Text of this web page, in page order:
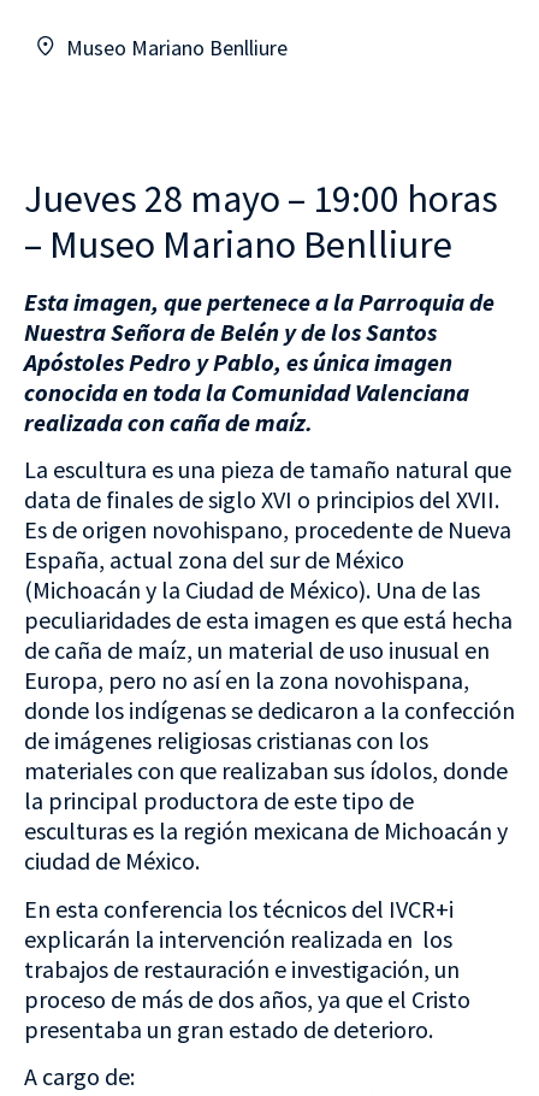
Museo Mariano Benlliure
Jueves 28 mayo – 19:00 horas
– Museo Mariano Benlliure
Esta imagen, que pertenece a la Parroquia de
Nuestra Señora de Belén y de los Santos
Apóstoles Pedro y Pablo, es única imagen
conocida en toda la Comunidad Valenciana
realizada con caña de maíz.
La escultura es una pieza de tamaño natural que
data de finales de siglo XVI o principios del XVII.
Es de origen novohispano, procedente de Nueva
España, actual zona del sur de México
(Michoacán y la Ciudad de México). Una de las
peculiaridades de esta imagen es que está hecha
de caña de maíz, un material de uso inusual en
Europa, pero no así en la zona novohispana,
donde los indígenas se dedicaron a la confección
de imágenes religiosas cristianas con los
materiales con que realizaban sus ídolos, donde
la principal productora de este tipo de
esculturas es la región mexicana de Michoacán y
ciudad de México.
En esta conferencia los técnicos del IVCR+i
explicarán la intervención realizada en los
trabajos de restauración e investigación, un
proceso de más de dos años, ya que el Cristo
presentaba un gran estado de deterioro.
A cargo de: